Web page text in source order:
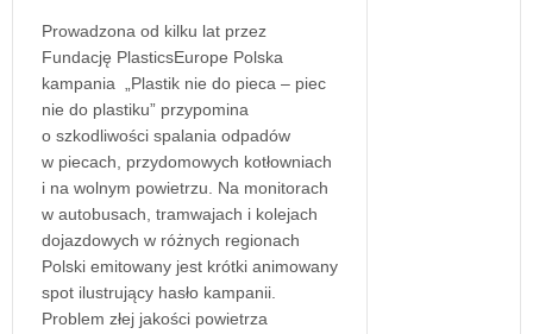
Prowadzona od kilku lat przez
Fundację PlasticsEurope Polska
kampania „Plastik nie do pieca – piec
nie do plastiku” przypomina
o szkodliwości spalania odpadów
w piecach, przydomowych kotłowniach
i na wolnym powietrzu. Na monitorach
w autobusach, tramwajach i kolejach
dojazdowych w różnych regionach
Polski emitowany jest krótki animowany
spot ilustrujący hasło kampanii.
Problem złej jakości powietrza